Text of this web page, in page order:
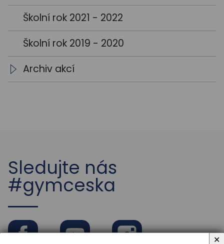
Školní rok 2021 - 2022
Školní rok 2019 - 2020
Archiv akcí
Sledujte nás
#gymceska
✕